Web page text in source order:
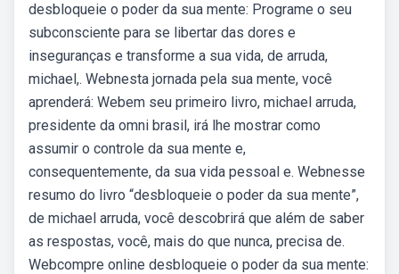
desbloqueie o poder da sua mente: Programe o seu
subconsciente para se libertar das dores e
inseguranças e transforme a sua vida, de arruda,
michael,. Webnesta jornada pela sua mente, você
aprenderá: Webem seu primeiro livro, michael arruda,
presidente da omni brasil, irá lhe mostrar como
assumir o controle da sua mente e,
consequentemente, da sua vida pessoal e. Webnesse
resumo do livro “desbloqueie o poder da sua mente”,
de michael arruda, você descobrirá que além de saber
as respostas, você, mais do que nunca, precisa de.
Webcompre online desbloqueie o poder da sua mente: